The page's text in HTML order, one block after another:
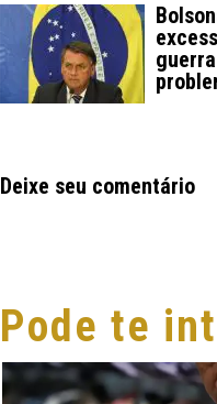
Deixe seu comentário
Pode te